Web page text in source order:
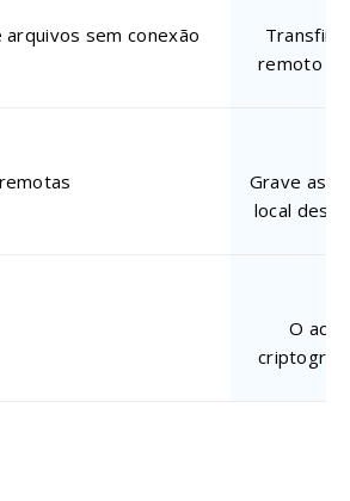
sem conexão
Transfira
remoto
Grave as
local
O